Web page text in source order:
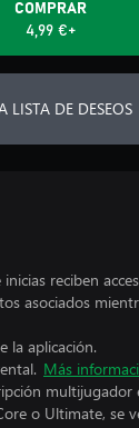
COMPRAR
4,99 €+
LISTA DE DESEOS
reciben
asociados
la aplicación.
Más
multijugador
o Ultimate, se